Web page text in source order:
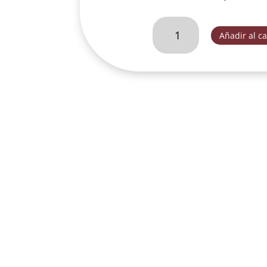
VIRGEN
GUADALUPE
Añadir al